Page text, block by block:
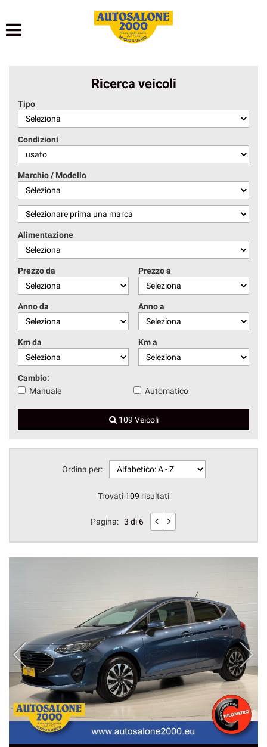
NOLEGGIO BREVE TERMINE
NOLEGGIO LUNGO TERMINE
ACQUISTIAMO USATO
ASSISTENZA
CONTATTI
Ricerca veicoli
Tipo
Condizioni
Marchio / Modello
Alimentazione
Prezzo da Prezzo a
Anno da Anno a
Km da Km a
Cambio:
Manuale
Automatico
109 Veicoli
Ordina per:
Trovati 109 risultati
Pagina:3 di 6